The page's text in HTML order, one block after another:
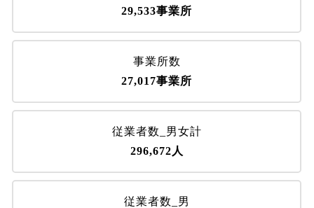
29,533事業所
事業所数
27,017事業所
従業者数_男女計
296,672人
従業者数_男